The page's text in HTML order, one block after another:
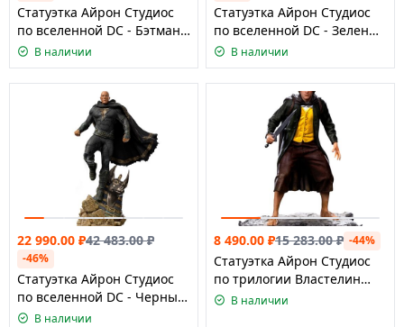
Статуэтка Айрон Студиос
по вселенной DC - Бэтман,
масштаб 1:10
В наличии
Статуэтка Айрон Студиос
по вселенной DC - Зеленый
Фонарь масштаб 1:10
В наличии
22 990.00 ₽42 483.00₽
-46%
Статуэтка Айрон Студиос
по вселенной DC - Черный
Адам масштаб 1:10
В наличии
8 490.00 ₽15 283.00₽ -44%
Статуэтка Айрон Студиос
по трилогии Властелин
Колец - Мерри масштаб
В наличии